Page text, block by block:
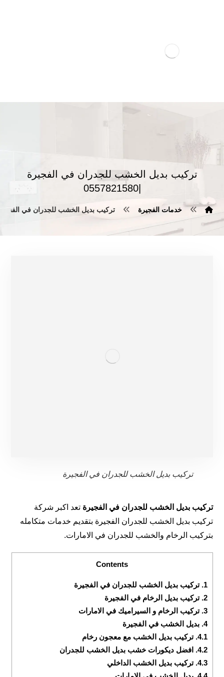
تركيب بديل الخشب للجدران في الفجيرة
|0557821580
خدمات الفجيرة تركيب بديل الخشب للجدران في الفجيرة
تركيب بديل الخشب للجدران في الفجيرة
تركيب بديل الخشب للجدران في الفجيرةتعد اكبر شركة
تركيب بديل الخشب للجدران الفجيرة بتقديم خدمات متكامله
بتركيب الرخام والخشب للجدران في الامارات.
Contents
1. تركيب بديل الخشب للجدران في الفجيرة
2. تركيب بديل الرخام في الفجيرة
3. تركيب الرخام و السيراميك في الامارات
4. بديل الخشب في الفجيرة
4.1. تركيب بديل الخشب مع معجون رخام
4.2.
افضل ديكورات خشب بديل الخشب للجدران
4.3. تركيب بديل الخشب الداخلي